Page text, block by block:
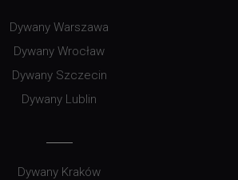
Dywany Warszawa
Dywany Wrocław
Dywany Szczecin
Dywany Lublin
Dywany Kraków